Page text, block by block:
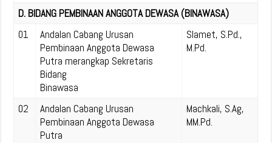
D. BIDANG PEMBINAAN ANGGOTA DEWASA (BINAWASA)
01
Andalan Cabang Urusan
Pembinaan Anggota Dewasa
Putra merangkap Sekretaris
Bidang
Binawasa
Slamet, S.Pd.,
M.Pd.
02
Andalan Cabang Urusan
Pembinaan Anggota Dewasa
Putra
Machkali, S.Ag,
MM.Pd.